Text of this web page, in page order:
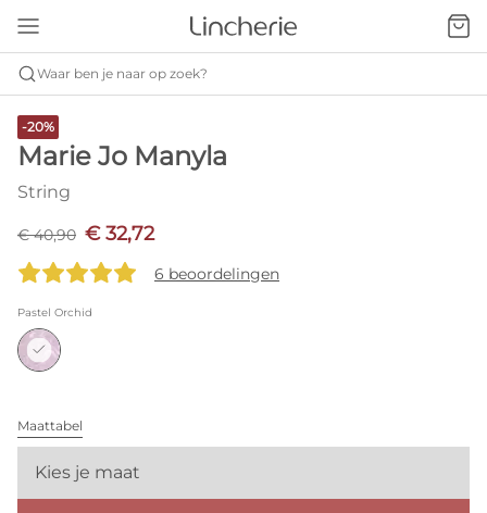
Waar ben je naar op zoek?
-20%
Marie Jo Manyla
String
€ 40,90 € 32,72
6 beoordelingen
Pastel Orchid
Maattabel
Kies je maat